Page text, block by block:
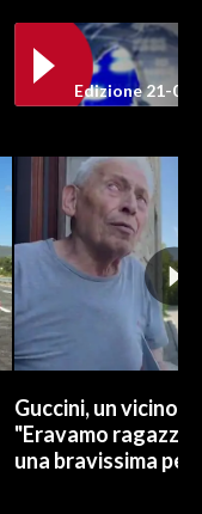
Edizione 21-05-
Guccini, un vicino
"Eravamo ragazzi
una bravissima